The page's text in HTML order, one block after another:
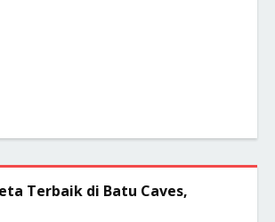
Terbaik di Batu Caves,